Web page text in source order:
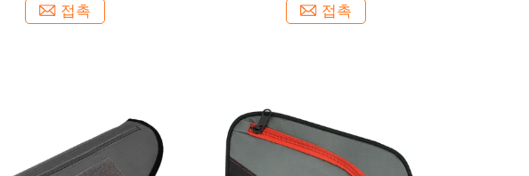
접촉 접촉